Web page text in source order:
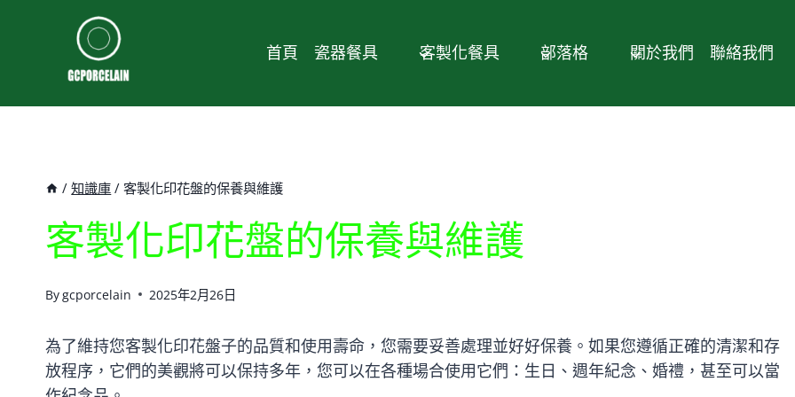
首頁 瓷器餐具 客製化餐具 部落格 關於我們 聯絡我們
/ 知識庫 / 客製化印花盤的保養與維護
客製化印花盤的保養與維護
Bygcporcelain 2025年2月26日
為了維持您客製化印花盤子的品質和使用壽命，您需要妥善處理並好好保養。如果您遵循正確的清潔和存
放程序，它們的美觀將可以保持多年，您可以在各種場合使用它們：生日、週年紀念、婚禮，甚至可以當